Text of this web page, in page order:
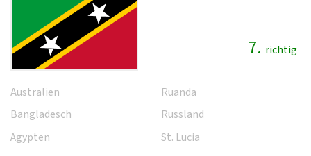
7. richtig
Australien
Bangladesch
Ägypten
Ruanda
Russland
St. Lucia